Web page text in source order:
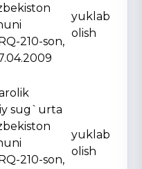
210-son,
yuklab
olish
sug`urta
210-son,
yuklab
olish